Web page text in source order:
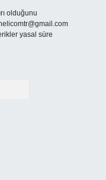
olduğunu
yasal süre